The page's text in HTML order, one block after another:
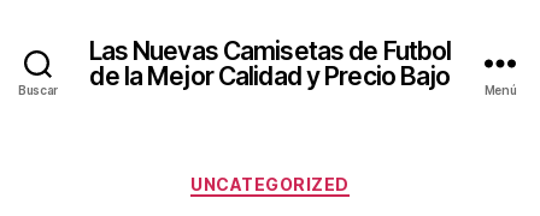
Buscar
Las Nuevas Camisetas de Futbol
de la Mejor Calidad y Precio Bajo
Menú
Categorías
UNCATEGORIZED